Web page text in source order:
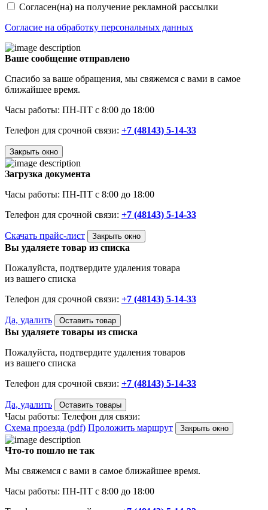
Согласен(на) на получение рекламной рассылки
Согласие на обработку персональных данных
Ваше сообщение отправлено
Спасибо за ваше обращения, мы свяжемся с вами в самое
ближайшее время.
Часы работы: ПН-ПТ с 8:00 до 18:00
Телефон для срочной связи: +7 (48143) 5-14-33
Закрыть окно
Загрузка документа
Часы работы: ПН-ПТ с 8:00 до 18:00
Телефон для срочной связи: +7 (48143) 5-14-33
Скачать прайс-лист Закрыть окно
Вы удаляете товар из списка
Пожалуйста, подтвердите удаления товара
из вашего списка
Телефон для срочной связи: +7 (48143) 5-14-33
Да, удалить Оставить товар
Вы удаляете товары из списка
Пожалуйста, подтвердите удаления товаров
из вашего списка
Телефон для срочной связи: +7 (48143) 5-14-33
Да, удалить Оставить товары
Часы работы: Телефон для связи:
Схема проезда (pdf) Проложить маршрут Закрыть окно
Что-то пошло не так
Мы свяжемся с вами в самое ближайшее время.
Часы работы: ПН-ПТ с 8:00 до 18:00